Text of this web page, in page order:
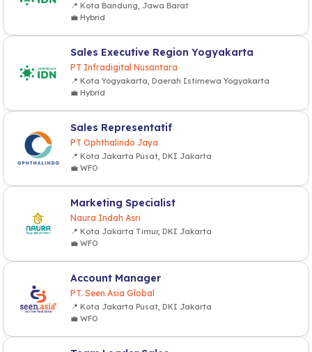
📍 Kota Bandung, Jawa Barat
💼 Hybrid
Sales Executive Region Yogyakarta
PT Infradigital Nusantara
📍 Kota Yogyakarta, Daerah Istimewa Yogyakarta
💼 Hybrid
Sales Representatif
PT Ophthalindo Jaya
📍 Kota Jakarta Pusat, DKI Jakarta
💼 WFO
Marketing Specialist
Naura Indah Asri
📍 Kota Jakarta Timur, DKI Jakarta
💼 WFO
Account Manager
PT. Seen Asia Global
📍 Kota Jakarta Pusat, DKI Jakarta
💼 WFO